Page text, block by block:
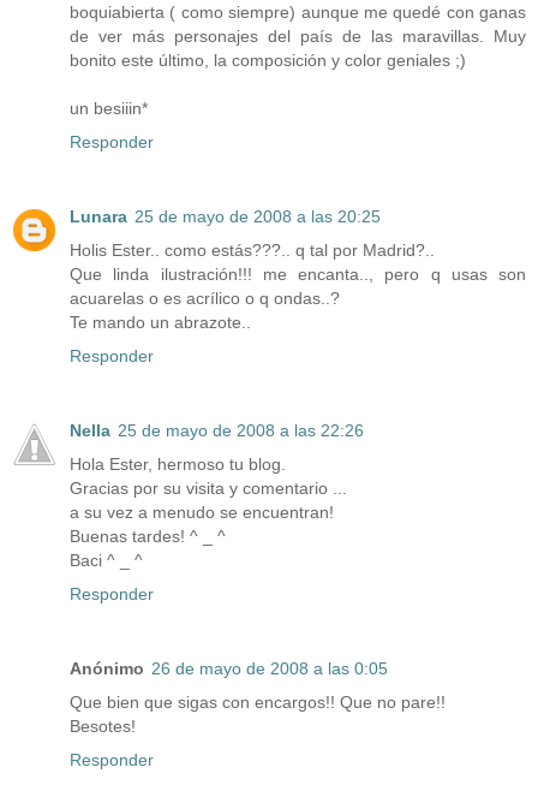
boquiabierta ( como siempre) aunque me quedé con ganas
de ver más personajes del país de las maravillas. Muy
bonito este último, la composición y color geniales ;)
un besiiin*
Responder
Lunara 25 de mayo de 2008 a las 20:25
Holis Ester.. como estás???.. q tal por Madrid?..
Que linda ilustración!!! me encanta.., pero q usas son
acuarelas o es acrílico o q ondas..?
Te mando un abrazote..
Responder
Nella 25 de mayo de 2008 a las 22:26
Hola Ester, hermoso tu blog.
Gracias por su visita y comentario ...
a su vez a menudo se encuentran!
Buenas tardes! ^ _ ^
Baci ^ _ ^
Responder
Anónimo 26 de mayo de 2008 a las 0:05
Que bien que sigas con encargos!! Que no pare!!
Besotes!
Responder